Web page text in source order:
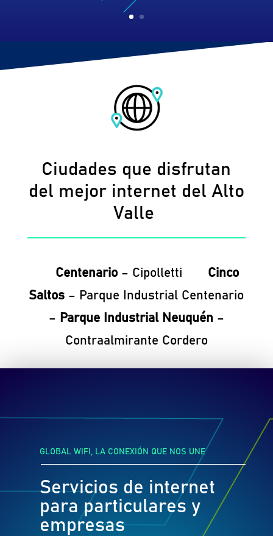
Ciudades que disfrutan
del mejor internet del Alto
Valle
Centenario – Cipolletti
Cinco
Saltos – Parque Industrial Centenario
– Parque Industrial Neuquén –
Contraalmirante Cordero
GLOBAL WIFI, LA CONEXIÓN QUE NOS UNE
Servicios de internet
para particulares y
empresas